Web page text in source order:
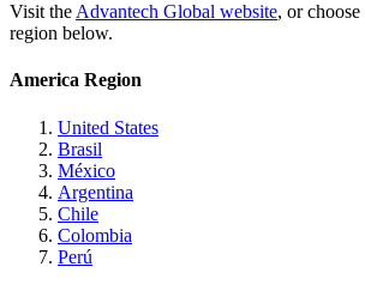
Visit the Advantech Global website, or
region below.
America Region
United States
Brasil
México
Argentina
Chile
Colombia
Perú